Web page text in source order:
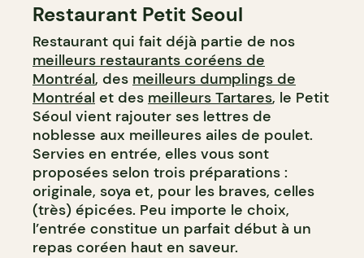
Restaurant Petit Seoul
Restaurant qui fait déjà partie de nos
meilleurs restaurants coréens de
Montréal, des meilleurs dumplings de
Montréal et des meilleurs Tartares, le Petit
Séoul vient rajouter ses lettres de
noblesse aux meilleures ailes de poulet.
Servies en entrée, elles vous sont
proposées selon trois préparations :
originale, soya et, pour les braves, celles
(très) épicées. Peu importe le choix,
l’entrée constitue un parfait début à un
repas coréen haut en saveur.